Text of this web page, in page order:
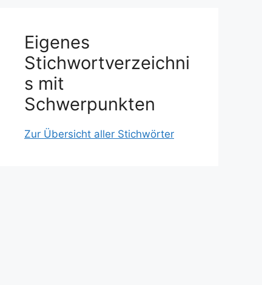
Eigenes
Stichwortverzeichni
s mit
Schwerpunkten
Zur Übersicht aller Stichwörter